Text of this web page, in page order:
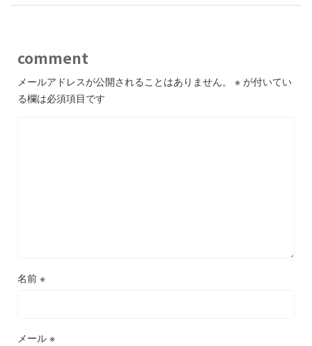
comment
メールアドレスが公開されることはありません。 ※ が付いてい
る欄は必須項目です
名前 ※
メール ※